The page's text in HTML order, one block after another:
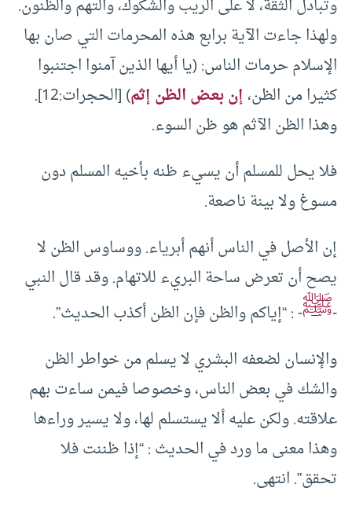
وتبادل الثقة، لا على الريب والشكوك، والتهم والظنون.
ولهذا جاءت الآية برابع هذه المحرمات التي صان بها
الإسلام حرمات الناس: (يا أيها الذين آمنوا اجتنبوا
كثيرا من الظن،إن بعض الظن إثم
) [الحجرات:12].
وهذا الظن الآثم هو ظن السوء.
فلا يحل للمسلم أن يسيء ظنه بأخيه المسلم دون
مسوغ ولا بينة ناصعة.
إن الأصل في الناس أنهم أبرياء. ووساوس الظن لا
يصح أن تعرض ساحة البريء للاتهام. وقد قال النبي
-ﷺ- : “إياكم والظن فإن الظن أكذب الحديث”.
والإنسان لضعفه البشري لا يسلم من خواطر الظن
والشك في بعض الناس، وخصوصا فيمن ساءت بهم
علاقته. ولكن عليه ألا يستسلم لها، ولا يسير وراءها
وهذا معنى ما ورد في الحديث : “إذا ظننت فلا
تحقق”. انتهى.